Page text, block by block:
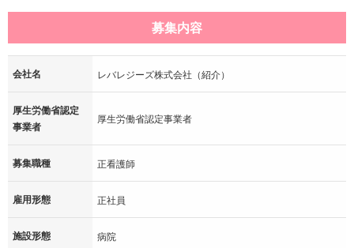
募集内容
会社名 レバレジーズ株式会社（紹介）
厚生労働省認定
事業者
厚生労働省認定事業者
募集職種 正看護師
雇用形態 正社員
施設形態 病院